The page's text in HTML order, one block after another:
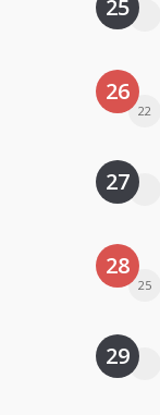
25
26
22
27
28
25
29